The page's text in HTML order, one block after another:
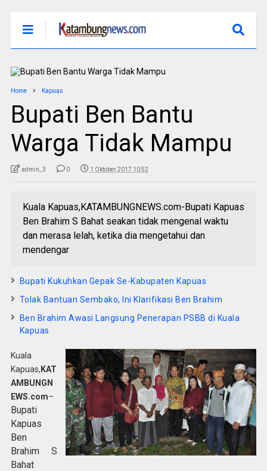
Home Kapuas
Bupati Ben Bantu
Warga Tidak Mampu
admin_3 0 1 Oktober 2017 10:52
Kuala Kapuas,KATAMBUNGNEWS.com-Bupati Kapuas
Ben Brahim S Bahat seakan tidak mengenal waktu
dan merasa lelah, ketika dia mengetahui dan
mendengar
Bupati Kukuhkan Gepak Se-Kabupaten Kapuas
Tolak Bantuan Sembako, Ini Klarifikasi Ben Brahim
Ben Brahim Awasi Langsung Penerapan PSBB di Kuala
Kapuas
Kuala
Kapuas, KAT
AMBUNGN
EWS.com–
Bupati
Kapuas
Ben
Brahim S
Bahat